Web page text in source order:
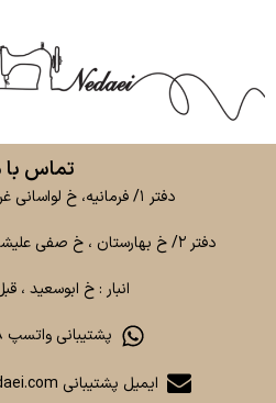
تماس با
دفتر ۱/ فرمانیه، خ لواسانی غربی ، نبش ک حوری
دفتر ۲/ خ بهارستان ، خ صفی علیشاه ، نبش ک حاجی شعبان
انبار : خ ابوسعید ،
پشتیبانی واتسپ ۰۹۰۲۵۳۵۷۵۹۸
ایمیل پشتیبانی support@negarnedaei.com